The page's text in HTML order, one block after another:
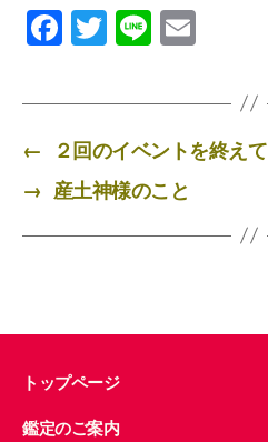
F
a
c
e
b
o
o
T
wi
tt
er
Li
n
e ail
←
２回のイベントを終えて
→ 産土神様のこと
トップページ
鑑定のご案内